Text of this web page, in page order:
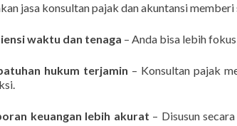
jasa konsultan pajak dan akuntansi
waktu dan tenaga – Anda bisa lebih
hukum terjamin – Konsultan pajak
keuangan lebih akurat – Disusun